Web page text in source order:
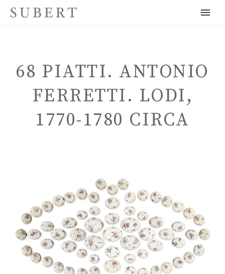
ITALIANO
68 PIATTI. ANTONIO
FERRETTI. LODI,
1770-1780 CIRCA